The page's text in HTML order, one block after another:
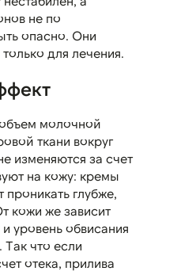
не по
опасно. Они
для лечения.
молочной
ткани вокруг
изменяются за счет
на кожу: кремы
глубже,
кожи же зависит
уровень обвисания
Так что если
отека, прилива